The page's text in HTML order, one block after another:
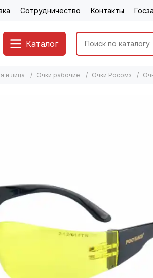
Сотрудничество Контакты
Каталог
и лица Очки рабочие Очки Росомз